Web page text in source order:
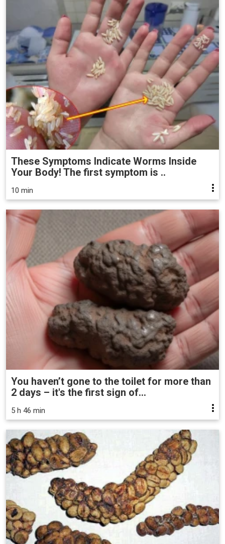
These Symptoms Indicate Worms Inside
Your Body! The first symptom is ..
10 min
You haven’t gone to the toilet for more than
2 days – it's the first sign of...
5 h 46 min